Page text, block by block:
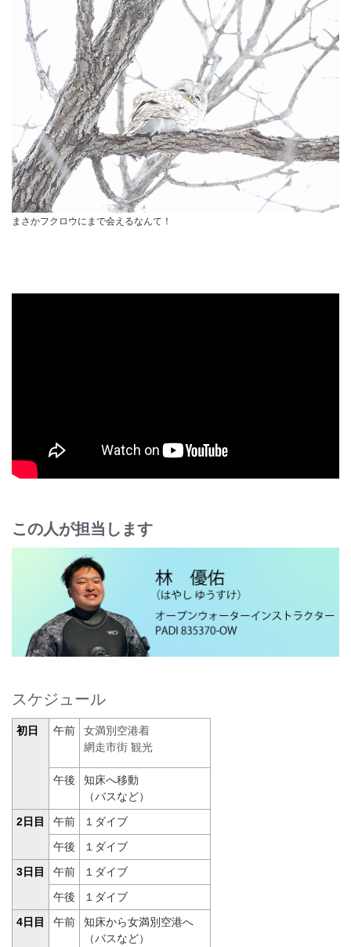
まさかフクロウにまで会えるなんて！
この人が担当します
スケジュール
初日 午前
女満別空港着
網走市街 観光
午後
知床へ移動
（バスなど）
2日目
午前
１ダイブ
午後
１ダイブ
3日目
午前
１ダイブ
午後
１ダイブ
4日目
午前
知床から女満別空港へ
（バスなど）